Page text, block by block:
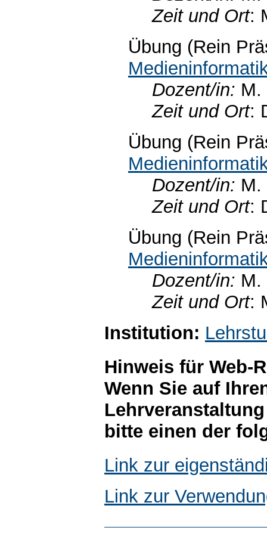
Zeit und Ort:
Übung (Rein
Dozent/in:
Zeit und Ort:
Übung (Rein
Dozent/in:
Zeit und Ort:
Übung (Rein
Dozent/in:
Zeit und Ort:
Institution:
Hinweis für Web-
Wenn Sie auf
bitte einen der
Link zur
Link zur